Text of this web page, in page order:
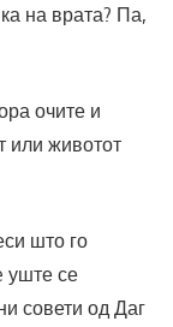
на врата? Па,
очите и
или животот
што го
уште се
совети од Даг